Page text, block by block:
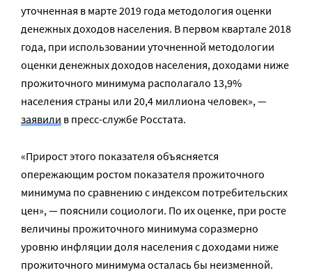
уточненная в марте 2019 года методология оценки
денежных доходов населения. В первом квартале 2018
года, при использовании уточненной методологии
оценки денежных доходов населения, доходами ниже
прожиточного минимума располагало 13,9%
населения страны или 20,4 миллиона человек», —
заявили в пресс-службе Росстата.
«Прирост этого показателя объясняется
опережающим ростом показателя прожиточного
минимума по сравнению с индексом потребительских
цен», — пояснили социологи. По их оценке, при росте
величины прожиточного минимума соразмерно
уровню инфляции доля населения с доходами ниже
прожиточного минимума осталась бы неизменной.